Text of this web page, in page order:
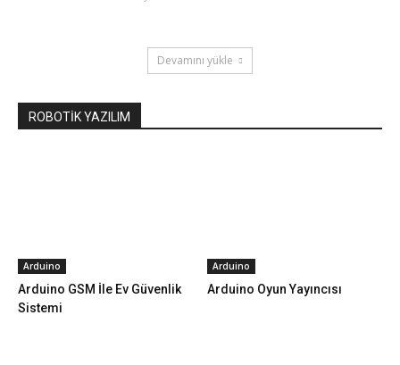
Devamını yükle
ROBOTİK YAZILIM
Arduino
Arduino GSM İle Ev Güvenlik
Sistemi
Arduino
Arduino Oyun Yayıncısı